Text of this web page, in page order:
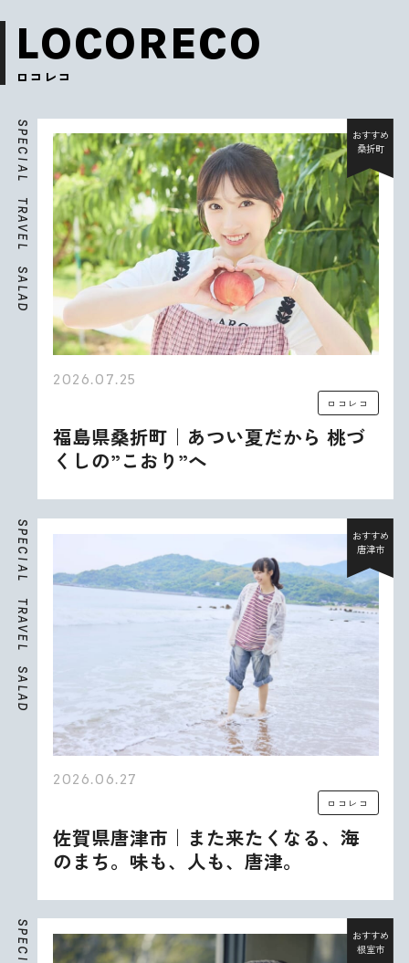
LOCORECO
ロコレコ
S
P
E
C
I
A
L
T
R
A
V
E
L
S
A
L
A
D
おすすめ
桑折町
2026.07.25
ロコレコ
福島県桑折町｜あつい夏だから 桃づ
くしの”こおり”へ
S
P
E
C
I
A
L
T
R
A
V
E
L
S
A
L
A
D
おすすめ
唐津市
2026.06.27
ロコレコ
佐賀県唐津市｜また来たくなる、海
のまち。味も、人も、唐津。
S
P
E
C
I
おすすめ
根室市